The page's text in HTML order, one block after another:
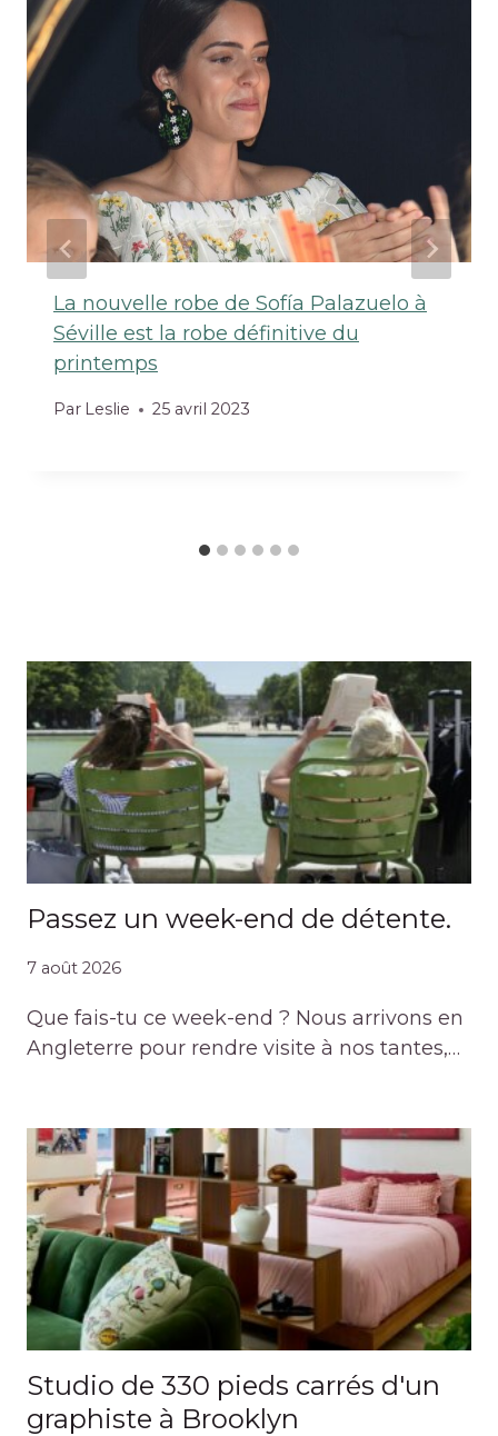
La nouvelle robe de Sofía Palazuelo à
Séville est la robe définitive du
printemps
Par Leslie 25 avril 2023
Passez un week-end de détente.
7 août 2026
Que fais-tu ce week-end ? Nous arrivons en
Angleterre pour rendre visite à nos tantes,…
Studio de 330 pieds carrés d'un
graphiste à Brooklyn